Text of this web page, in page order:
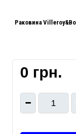
Раковина
Страна Германия
Цвет белый
0 грн.
1